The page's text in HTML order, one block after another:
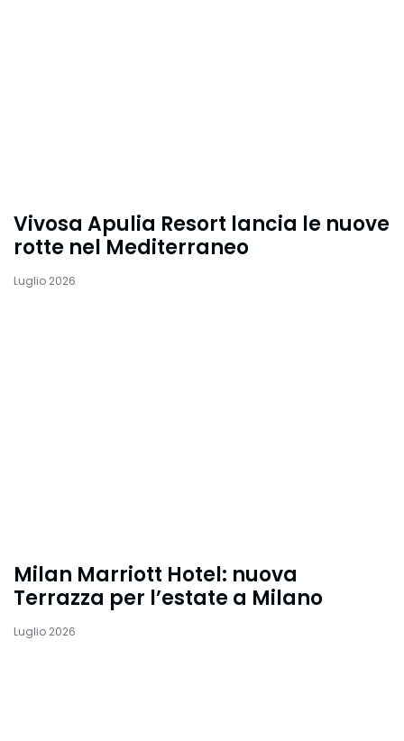
Vivosa Apulia Resort lancia le nuove
rotte nel Mediterraneo
Luglio 2026
Milan Marriott Hotel: nuova
Terrazza per l’estate a Milano
Luglio 2026